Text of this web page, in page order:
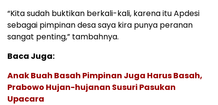
“Kita sudah buktikan berkali-kali, karena itu Apdesi
sebagai pimpinan desa saya kira punya peranan
sangat penting,” tambahnya.
Baca Juga:
Anak Buah Basah Pimpinan Juga Harus Basah,
Prabowo Hujan-hujanan Susuri Pasukan
Upacara